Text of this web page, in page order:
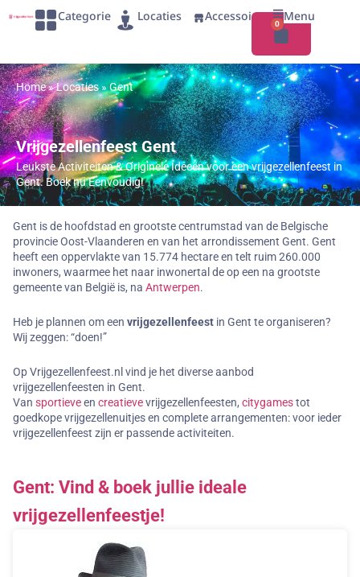
Categorie Locaties Accessoires
0
Menu
Home»Locaties»Gent
Vrijgezellenfeest Gent
Leukste Activiteiten & Originele Ideeën voor een vrijgezellenfeest in
Gent. Boek nu Eenvoudig!
Gent is de hoofdstad en grootste centrumstad van de Belgische
provincie Oost-Vlaanderen en van het arrondissement Gent. Gent
heeft een oppervlakte van 15.774 hectare en telt ruim 260.000
inwoners, waarmee het naar inwonertal de op een na grootste
gemeente van België is, na Antwerpen.
Heb je plannen om een vrijgezellenfeest in Gent te organiseren?
Wij zeggen: “doen!”
Op Vrijgezellenfeest.nl vind je het diverse aanbod
vrijgezellenfeesten in Gent.
Van sportieveen creatievevrijgezellenfeesten, citygamestot
goedkope vrijgezellenuitjes en complete arrangementen: voor ieder
vrijgezellenfeest zijn er passende activiteiten.
Gent: Vind & boek jullie ideale
vrijgezellenfeestje!